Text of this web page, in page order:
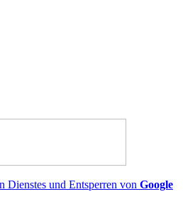
Dienstes und Entsperren von Google